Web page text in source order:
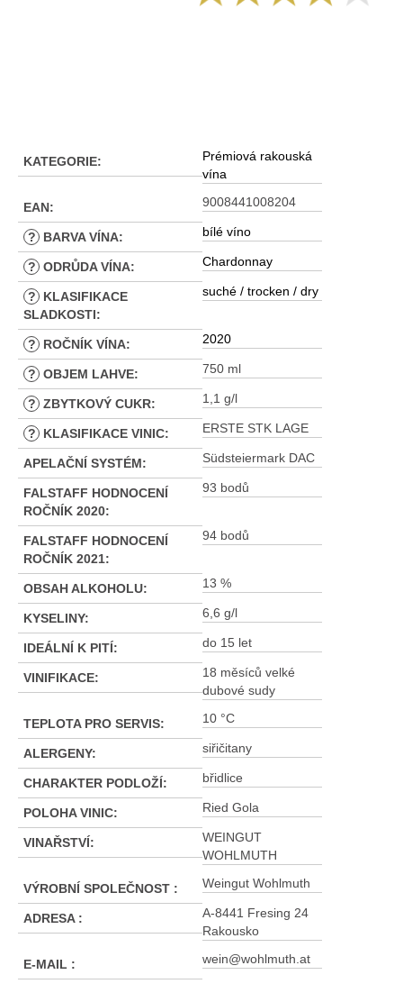
KATEGORIE:
Prémiová rakouská
vína
EAN: 9008441008204
? BARVA VÍNA: bílé víno
? ODRŮDA VÍNA: Chardonnay
?
KLASIFIKACE
SLADKOSTI:
suché / trocken / dry
? ROČNÍK VÍNA: 2020
? OBJEM LAHVE: 750 ml
? ZBYTKOVÝ CUKR: 1,1 g/l
? KLASIFIKACE VINIC: ERSTE STK LAGE
APELAČNÍ SYSTÉM: Südsteiermark DAC
FALSTAFF HODNOCENÍ
ROČNÍK 2020:
93 bodů
FALSTAFF HODNOCENÍ
ROČNÍK 2021:
94 bodů
OBSAH ALKOHOLU: 13 %
KYSELINY: 6,6 g/l
IDEÁLNÍ K PITÍ: do 15 let
VINIFIKACE:
18 měsíců velké
dubové sudy
TEPLOTA PRO SERVIS: 10 °C
ALERGENY: siřičitany
CHARAKTER PODLOŽÍ: břidlice
POLOHA VINIC: Ried Gola
VINAŘSTVÍ:
WEINGUT
WOHLMUTH
VÝROBNÍ SPOLEČNOST : Weingut Wohlmuth
ADRESA :
A-8441 Fresing 24
Rakousko
E-MAIL : wein@wohlmuth.at